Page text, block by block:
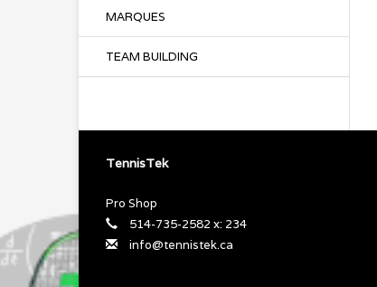
MARQUES
TEAM BUILDING
TennisTek
Pro Shop
514-735-2582 x: 234
info@tennistek.ca